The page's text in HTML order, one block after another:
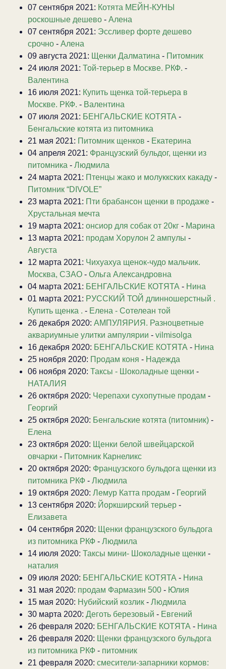
07 сентября 2021: Котята МЕЙН-КУНЫ
роскошные дешево - Алена
07 сентября 2021: Эссливер форте дешево
срочно - Алена
09 августа 2021: Щенки Далматина - Питомник
24 июля 2021: Той-терьер в Москве. РКФ. -
Валентина
16 июля 2021: Купить щенка той-терьера в
Москве. РКФ. - Валентина
07 июля 2021: БЕНГАЛЬСКИЕ КОТЯТА -
Бенгальские котята из питомника
21 мая 2021: Питомник щенков - Екатерина
04 апреля 2021: Французский бульдог, щенки из
питомника - Людмила
24 марта 2021: Птенцы жако и молуккских какаду -
Питомник “DIVOLE”
23 марта 2021: Пти брабансон щенки в продаже -
Хрустальная мечта
19 марта 2021: онсиор для собак от 20кг - Марина
13 марта 2021: продам Хорулон 2 ампулы -
Августа
12 марта 2021: Чихуахуа щенок-чудо мальчик.
Москва, СЗАО - Ольга Александровна
04 марта 2021: БЕНГАЛЬСКИЕ КОТЯТА - Нина
01 марта 2021: РУССКИЙ ТОЙ длинношерстный .
Купить щенка . - Елена - Сотелеан той
26 декабря 2020: АМПУЛЯРИЯ. Разноцветные
аквариумные улитки ампулярии - vilmisolga
16 декабря 2020: БЕНГАЛЬСКИЕ КОТЯТА - Нина
25 ноября 2020: Продам коня - Надежда
06 ноября 2020: Таксы - Шоколадные щенки -
НАТАЛИЯ
26 октября 2020: Черепахи сухопутные продам -
Георгий
25 октября 2020: Бенгальские котята (питомник) -
Елена
23 октября 2020: Щенки белой швейцарской
овчарки - Питомник Карнеликс
20 октября 2020: Французского бульдога щенки из
питомника РКФ - Людмила
19 октября 2020: Лемур Катта продам - Георгий
13 сентября 2020: Йоркширский терьер -
Елизавета
04 сентября 2020: Щенки французского бульдога
из питомника РКФ - Людмила
14 июля 2020: Таксы мини- Шоколадные щенки -
наталия
09 июля 2020: БЕНГАЛЬСКИЕ КОТЯТА - Нина
31 мая 2020: продам Фармазин 500 - Юлия
15 мая 2020: Нубийский козлик - Людмила
30 марта 2020: Деготь березовый - Евгений
26 февраля 2020: БЕНГАЛЬСКИЕ КОТЯТА - Нина
26 февраля 2020: Щенки французского бульдога
из питомника РКФ - питомник
21 февраля 2020: смесители-запарники кормов: